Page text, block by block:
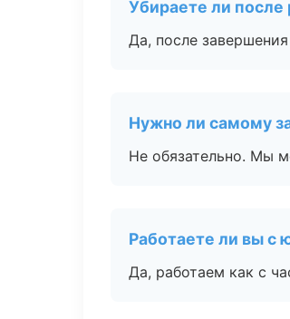
Убираете ли после
Да, после
Нужно ли самому
Не обязательно. Мы
Работаете ли вы с
Да, работаем как с